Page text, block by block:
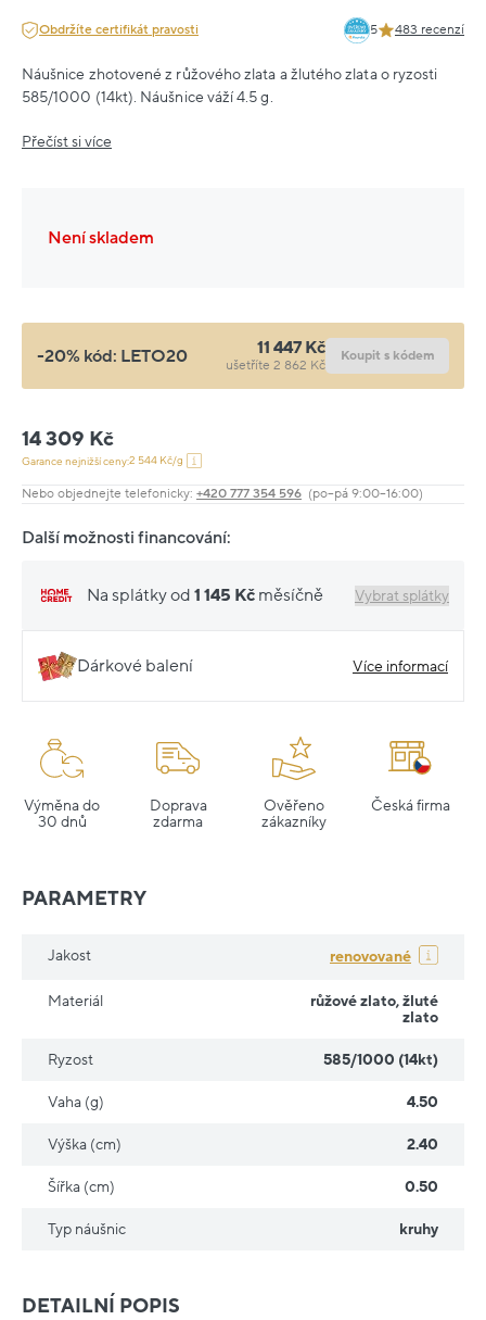
Obdržíte certifikát pravosti 5 483 recenzí
Náušnice zhotovené z růžového zlata a žlutého zlata o ryzosti
585/1000 (14kt). Náušnice váží 4.5 g.
Přečíst si více
Není skladem
-20% kód: LETO20 11 447 Kč
ušetříte 2 862 Kč
Koupit s kódem
14 309 Kč
Garance nejnižší ceny:2 544 Kč/g
Nebo objednejte telefonicky: +420 777 354 596 (po–pá 9:00–16:00)
Další možnosti financování:
Na splátky od 1 145 Kč měsíčně Vybrat splátky
Dárkové balení Více informací
Výměna do
30 dnů
Doprava
zdarma
Ověřeno
zákazníky
Česká firma
DETAILNÍ POPIS
PARAMETRY
Jakost renovované
Materiál růžové zlato, žluté
zlato
Ryzost 585/1000 (14kt)
Vaha (g) 4.50
Výška (cm) 2.40
Šířka (cm) 0.50
Typ náušnic kruhy